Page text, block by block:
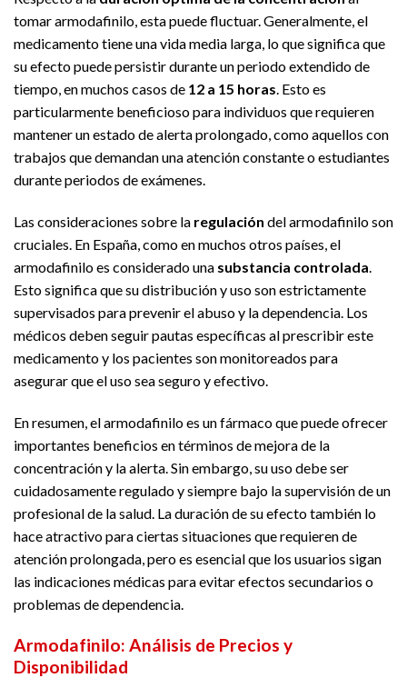
tomar armodafinilo, esta puede fluctuar. Generalmente, el
medicamento tiene una vida media larga, lo que significa que
su efecto puede persistir durante un periodo extendido de
tiempo, en muchos casos de 12 a 15 horas. Esto es
particularmente beneficioso para individuos que requieren
mantener un estado de alerta prolongado, como aquellos con
trabajos que demandan una atención constante o estudiantes
durante periodos de exámenes.
Las consideraciones sobre la regulación del armodafinilo son
cruciales. En España, como en muchos otros países, el
armodafinilo es considerado una substancia controlada.
Esto significa que su distribución y uso son estrictamente
supervisados para prevenir el abuso y la dependencia. Los
médicos deben seguir pautas específicas al prescribir este
medicamento y los pacientes son monitoreados para
asegurar que el uso sea seguro y efectivo.
En resumen, el armodafinilo es un fármaco que puede ofrecer
importantes beneficios en términos de mejora de la
concentración y la alerta. Sin embargo, su uso debe ser
cuidadosamente regulado y siempre bajo la supervisión de un
profesional de la salud. La duración de su efecto también lo
hace atractivo para ciertas situaciones que requieren de
atención prolongada, pero es esencial que los usuarios sigan
las indicaciones médicas para evitar efectos secundarios o
problemas de dependencia.
Armodafinilo: Análisis de Precios y
Disponibilidad